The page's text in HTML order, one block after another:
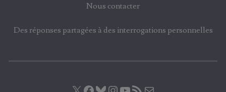
Nous contacter
Des réponses partagées à des interrogations personnelles
X Facebook
Bluesky
Instagram
YouTube
Flux RSS